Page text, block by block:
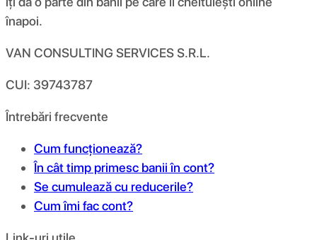
înapoi.
VAN CONSULTING SERVICES S.R.L.
CUI: 39743787
Întrebări frecvente
Cum funcționează?
În cât timp primesc banii în cont?
Se cumulează cu reducerile?
Cum îmi fac cont?